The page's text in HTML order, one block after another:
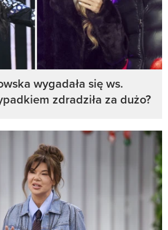
wygadała się ws.
zdradziła za dużo?